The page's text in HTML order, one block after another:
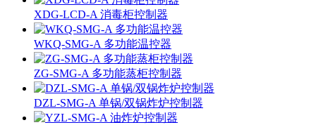
XDG-LCD-A 消毒柜控制器
WKQ-SMG-A 多功能温控器
ZG-SMG-A 多功能蒸柜控制器
DZL-SMG-A 单锅/双锅炸炉控制器